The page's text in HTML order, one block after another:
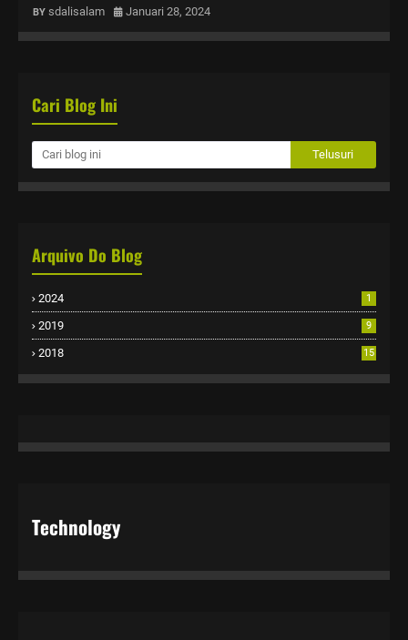
sdalisalam Januari 28, 2024
Cari Blog Ini
Arquivo Do Blog
2024 1
2019 9
2018 15
Technology